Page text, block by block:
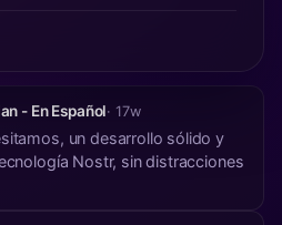
- En Español· 17w
un desarrollo sólido y
Nostr, sin distracciones